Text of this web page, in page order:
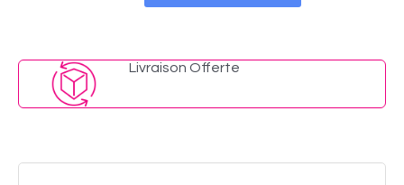
Livraison Offerte​